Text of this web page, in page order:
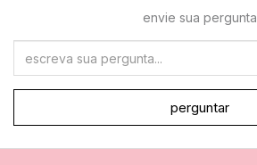
envie sua pergunta
perguntar